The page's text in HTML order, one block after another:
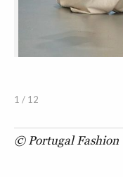
1 / 12
© Portugal Fashion